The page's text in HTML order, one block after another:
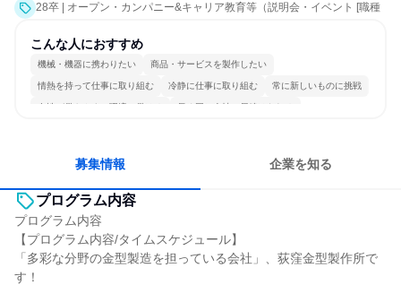
28卒 | オープン・カンパニー&キャリア教育等（説明会・イベント [職種
こんな人におすすめ
機械・機器に携わりたい 商品・サービスを製作したい
情熱を持って仕事に取り組む 冷静に仕事に取り組む 常に新しいものに挑戦
女性が働きやすい環境で働ける 長く同じ会社に居続けられる
募集情報 企業を知る
プログラム内容
プログラム内容
【プログラム内容/タイムスケジュール】
「多彩な分野の金型製造を担っている会社」、荻窪金型製作所で
す！